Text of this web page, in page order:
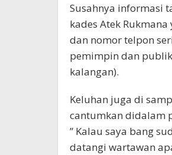
Susahnya informasi
kades Atek
dan nomor telpon
pemimpin dan
kalangan).
Keluhan juga di
cantumkan didalam
” Kalau saya bang
datangi wartawan